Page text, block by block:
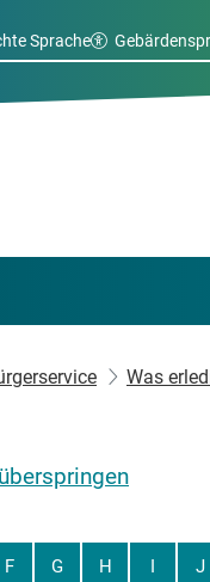
Sprache
Was
F G H I J